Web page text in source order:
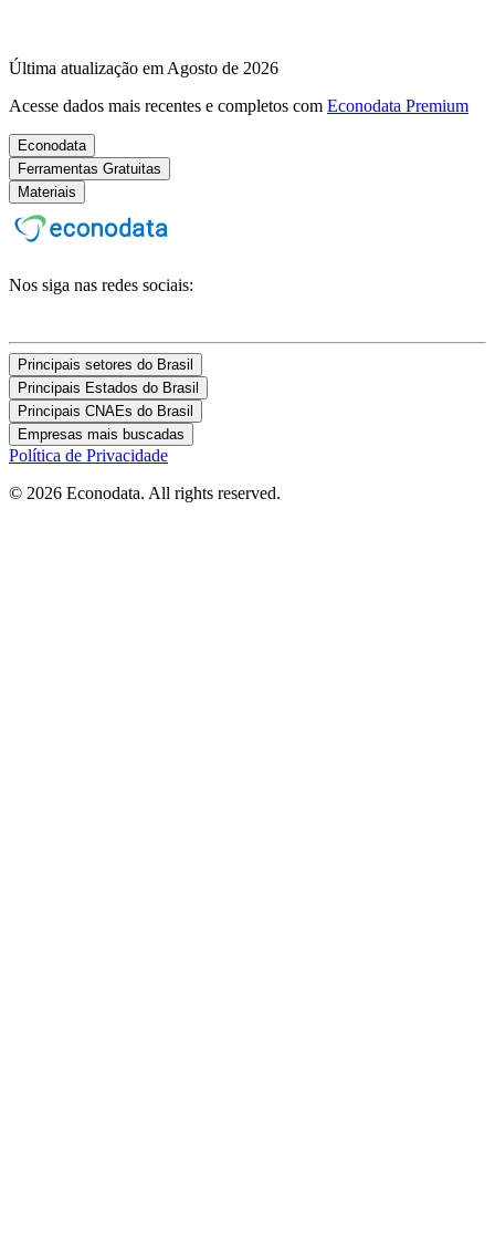
Última atualização em Agosto de 2026
Acesse dados mais recentes e completos com Econodata Premium
Econodata
Ferramentas Gratuitas
Materiais
Nos siga nas redes sociais:
Principais setores do Brasil
Principais Estados do Brasil
Principais CNAEs do Brasil
Empresas mais buscadas
Política de Privacidade
© 2026 Econodata. All rights reserved.